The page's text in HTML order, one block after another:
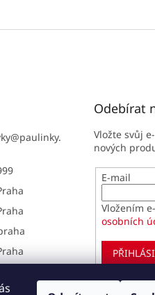
p
@paulinky.
Odebírat
Vložte svůj
nových
E-mail
Vložením
osobních